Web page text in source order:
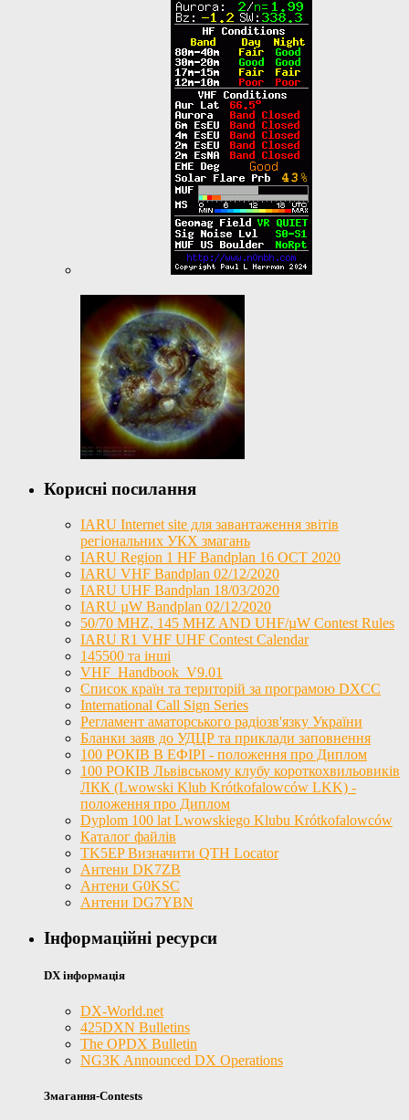
Корисні посилання
IARU Internet site для завантаження звітів
регіональних УКХ змагань
IARU Region 1 HF Bandplan 16 OCT 2020
IARU VHF Bandplan 02/12/2020
IARU UHF Bandplan 18/03/2020
IARU µW Bandplan 02/12/2020
50/70 MHZ, 145 MHZ AND UHF/µW Contest Rules
IARU R1 VHF UHF Contest Calendar
145500 та інші
VHF_Handbook_V9.01
Список країн та територій за програмою DXCC
International Call Sign Series
Регламент аматорського радіозв'язку України
Бланки заяв до УДЦР та приклади заповнення
100 РОКІВ В ЕФІРІ - положення про Диплом
100 РОКІВ Львівському клубу короткохвильовиків
ЛКК (Lwowski Klub Krótkofalowców LKK) -
положення про Диплом
Dyplom 100 lat Lwowskiego Klubu Krótkofalowców
Каталог файлів
TK5EP Визначити QTH Locator
Антени DK7ZB
Антени G0KSC
Антени DG7YBN
Інформаційні ресурси
DX інформація
DX-World.net
425DXN Bulletins
The OPDX Bulletin
NG3K Announced DX Operations
Змагання-Contests